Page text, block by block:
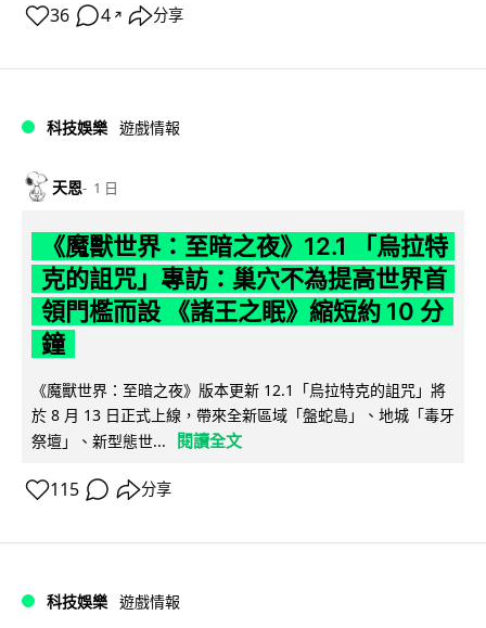
36 4 ↗ 分享
科技娛樂 遊戲情報
天恩 1 日
《魔獸世界：至暗之夜》12.1 「烏拉特
克的詛咒」專訪：巢穴不為提高世界首
領門檻而設 《諸王之眠》縮短約 10 分
鐘
《魔獸世界：至暗之夜》版本更新 12.1「烏拉特克的詛咒」將
於 8 月 13 日正式上線，帶來全新區域「盤蛇島」、地城「毒牙
祭壇」、新型態世...
閱讀全文
115 分享
科技娛樂 遊戲情報